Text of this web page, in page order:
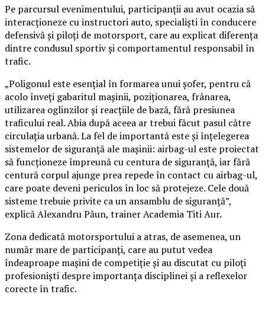
Pe parcursul evenimentului, participanții au avut ocazia să
interacționeze cu instructori auto, specialiști în conducere
defensivă și piloți de motorsport, care au explicat diferența
dintre condusul sportiv și comportamentul responsabil în
trafic.
„Poligonul este esențial în formarea unui șofer, pentru că
acolo înveți gabaritul mașinii, poziționarea, frânarea,
utilizarea oglinzilor și reacțiile de bază, fără presiunea
traficului real. Abia după aceea ar trebui făcut pasul către
circulația urbană. La fel de importantă este și înțelegerea
sistemelor de siguranță ale mașinii: airbag-ul este proiectat
să funcționeze împreună cu centura de siguranță, iar fără
centură corpul ajunge prea repede în contact cu airbag-ul,
care poate deveni periculos în loc să protejeze. Cele două
sisteme trebuie privite ca un ansamblu de siguranță”,
explică Alexandru Păun, trainer Academia Titi Aur.
Zona dedicată motorsportului a atras, de asemenea, un
număr mare de participanți, care au putut vedea
îndeaproape mașini de competiție și au discutat cu piloți
profesioniști despre importanța disciplinei și a reflexelor
corecte în trafic.